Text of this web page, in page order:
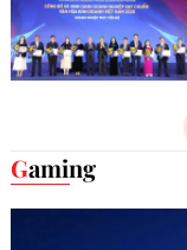
Gaming